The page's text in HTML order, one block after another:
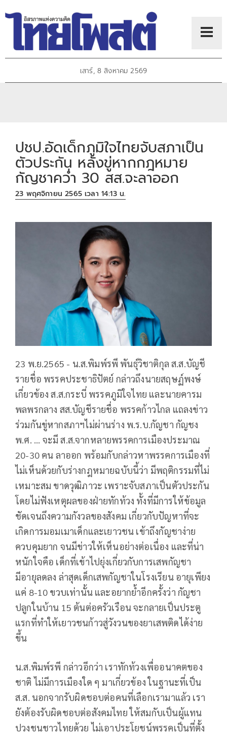
เสาร์, 8 สิงหาคม 2569
ปชป.อัดเด็กภูมิใจไทยจับสภาเป็น
ตัวประกัน หลังขู่หากกฎหมาย
กัญชาคว่ำ 30 สส.จะลาออก
23 พฤศจิกายน 2565 เวลา 14:13 น.
23 พ.ย.2565 - น.ส.พิมพ์รพี พันธุ์วิชาติกุล ส.ส.บัญชี
รายชื่อ พรรคประชาธิปัตย์ กล่าวถึงนายสฤษฏ์พงษ์
เกี่ยวข้อง ส.ส.กระบี่ พรรคภูมิใจไทย และนายคารม
พลพรกลาง สส.บัญชีรายชื่อ พรรคก้าวไกล แถลงข่าว
ร่วมกันขู่หากสภาฯไม่ผ่านร่าง พ.ร.บ.กัญชา กัญชง
พ.ศ. ... จะมี ส.ส.จากหลายพรรคการเมืองประมาณ
20-30 คน ลาออก พร้อมกับกล่าวหาพรรคการเมืองที่
ไม่เห็นด้วยกับร่างกฎหมายฉบับนี้ว่า มีพฤติกรรมที่ไม่
เหมาะสม ขาดวุฒิภาวะ เพราะจับสภาเป็นตัวประกัน
โดยไม่ฟังเหตุผลของฝ่ายทักท้วง ทั้งที่มีการให้ข้อมูล
ชัดเจนถึงความกังวลของสังคม เกี่ยวกับปัญหาที่จะ
เกิดการมอมเมาเด็กและเยาวชน เข้าถึงกัญชาง่าย
ควบคุมยาก จนมีข่าวให้เห็นอย่างต่อเนื่อง และที่น่า
หนักใจคือ เด็กที่เข้าไปยุ่งเกี่ยวกับการเสพกัญชา
มีอายุลดลง ล่าสุดเด็กเสพกัญชาในโรงเรียน อายุเพียง
แค่ 8-10 ขวบเท่านั้น และอยากย้ำอีกครั้งว่า กัญชา
ปลูกในบ้าน 15 ต้นต่อครัวเรือน จะกลายเป็นประตู
แรกที่ทำให้เยาวชนก้าวสู่วังวนของยาเสพติดได้ง่าย
ขึ้น
น.ส.พิมพ์รพี กล่าวอีกว่า เราทักท้วงเพื่ออนาคตของ
ชาติ ไม่มีการเมืองใด ๆ มาเกี่ยวข้อง ในฐานะที่เป็น
ส.ส. นอกจากรับผิดชอบต่อคนที่เลือกเรามาแล้ว เรา
ยังต้องรับผิดชอบต่อสังคมไทย ให้สมกับเป็นผู้แทน
ปวงชนชาวไทยด้วย ไม่เอาประโยชน์พรรคเป็นที่ตั้ง